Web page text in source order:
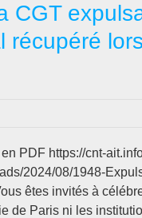
CGT
récupéré
PDF https://cnt-
2024/08/1948-
êtes invités à
de Paris ni les